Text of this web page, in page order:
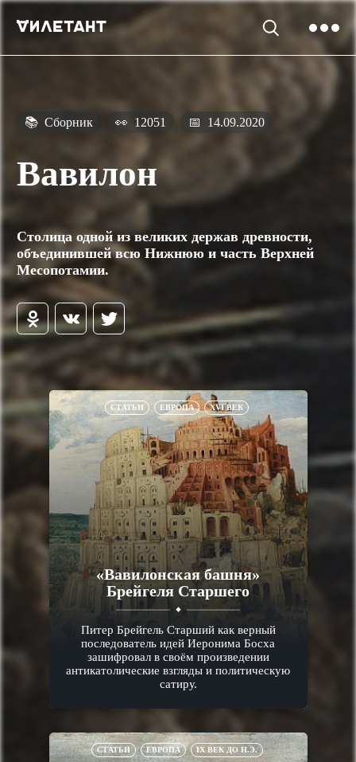
📚 Сборник 👀 12051 📅 14.09.2020
Вавилон
Столица одной из великих держав древности,
объединившей всю Нижнюю и часть Верхней
Месопотамии.
СТАТЬИ ЕВРОПА XVI ВЕК
«Вавилонская башня»
Брейгеля Старшего
Питер Брейгель Старший как верный
последователь идей Иеронима Босха
зашифровал в своём произведении
антикатолические взгляды и политическую
сатиру.
СТАТЬИ ЕВРОПА IX ВЕК ДО Н.Э.